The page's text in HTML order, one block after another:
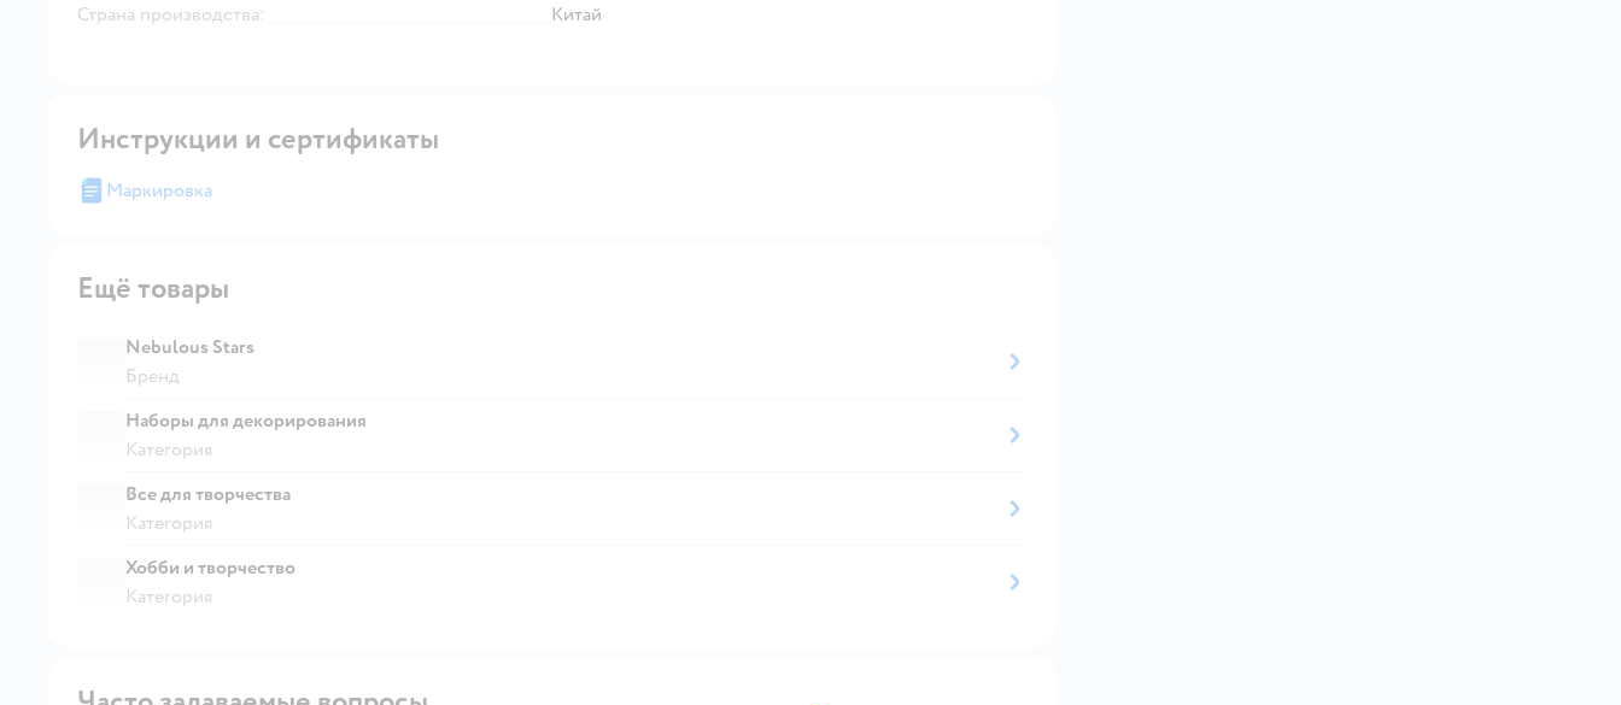
Страна производства:
Китай
Инструкции и сертификаты
Маркировка
Ещё товары
Nebulous Stars
Бренд
Наборы для декорирования
Категория
Все для творчества
Категория
Хобби и творчество
Категория